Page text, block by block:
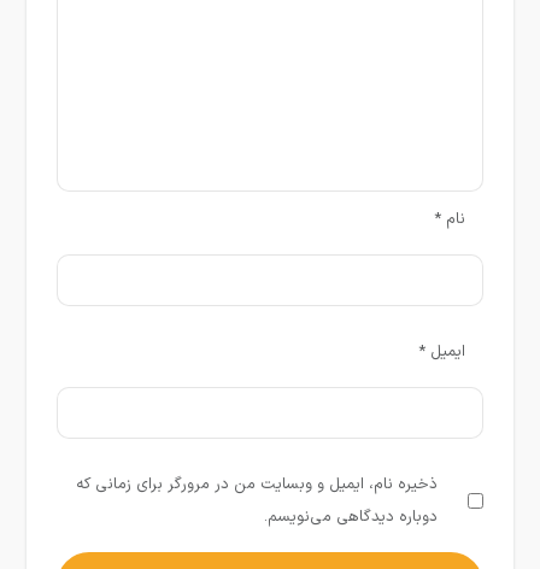
نام*
ایمیل*
ذخیره نام، ایمیل و وبسایت من در مرورگر برای زمانی که
دوباره دیدگاهی می‌نویسم.